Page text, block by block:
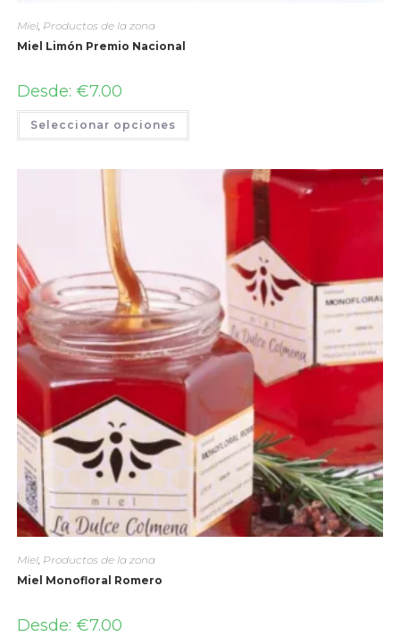
Miel, Productos de la zona
Miel Limón Premio Nacional
Desde: €7.00
Seleccionar opciones
Miel, Productos de la zona
Miel Monofloral Romero
Desde: €7.00